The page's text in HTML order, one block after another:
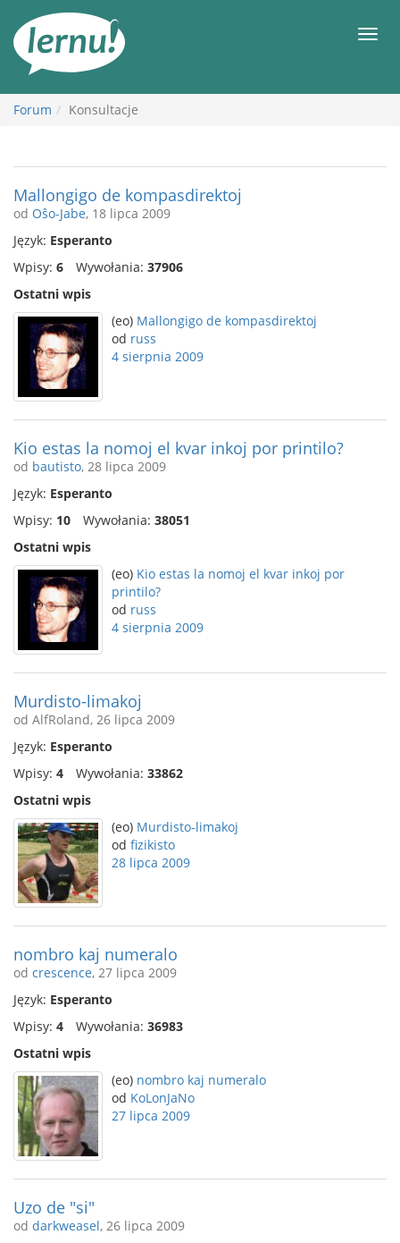
Forum Konsultacje
Mallongigo de kompasdirektoj
od Oŝo-Jabe, 18 lipca 2009
Język: Esperanto
Wpisy: 6 Wywołania: 37906
Ostatni wpis
(eo) Mallongigo de kompasdirektoj
od russ
4 sierpnia 2009
Kio estas la nomoj el kvar inkoj por printilo?
od bautisto, 28 lipca 2009
Język: Esperanto
Wpisy: 10 Wywołania: 38051
Ostatni wpis
(eo) Kio estas la nomoj el kvar inkoj por
printilo?
od russ
4 sierpnia 2009
Murdisto-limakoj
od AlfRoland, 26 lipca 2009
Język: Esperanto
Wpisy: 4 Wywołania: 33862
Ostatni wpis
(eo) Murdisto-limakoj
od fizikisto
28 lipca 2009
nombro kaj numeralo
od crescence, 27 lipca 2009
Język: Esperanto
Wpisy: 4 Wywołania: 36983
Ostatni wpis
(eo) nombro kaj numeralo
od KoLonJaNo
27 lipca 2009
Uzo de "si"
od darkweasel, 26 lipca 2009